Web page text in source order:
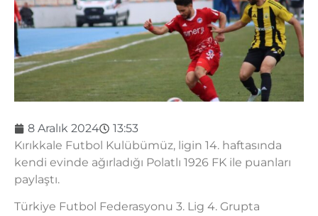
8 Aralık 2024
13:53
Kırıkkale Futbol Kulübümüz, ligin 14. haftasında
kendi evinde ağırladığı Polatlı 1926 FK ile puanları
paylaştı.
Türkiye Futbol Federasyonu 3. Lig 4. Grupta